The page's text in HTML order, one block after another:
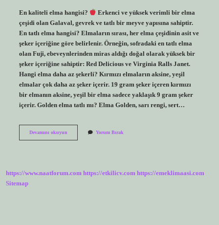
En kaliteli elma hangisi?
Erkenci ve yüksek verimli bir elma
çeşidi olan Galaval, gevrek ve tatlı bir meyve yapısına sahiptir.
En tatlı elma hangisi? Elmaların sırası, her elma çeşidinin asit ve
şeker içeriğine göre belirlenir. Örneğin, sofradaki en tatlı elma
olan Fuji, ebeveynlerinden miras aldığı doğal olarak yüksek bir
şeker içeriğine sahiptir: Red Delicious ve Virginia Ralls Janet.
Hangi elma daha az şekerli? Kırmızı elmaların aksine, yeşil
elmalar çok daha az şeker içerir. 19 gram şeker içeren kırmızı
bir elmanın aksine, yeşil bir elma sadece yaklaşık 9 gram şeker
içerir. Golden elma tatlı mı? Elma Golden, sarı rengi, sert…
Devamını okuyunEn
Yorum Bırak
https://www.naatforum.com https://etkilicv.com https://emeklimaasi.com
Sitemap